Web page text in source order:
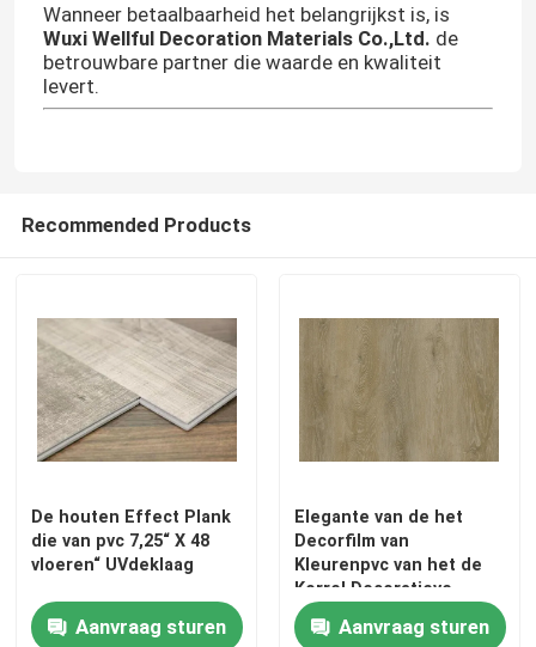
Wanneer betaalbaarheid het belangrijkst is, is
Wuxi Wellful Decoration Materials Co.,Ltd. de
betrouwbare partner die waarde en kwaliteit
levert.
Recommended Products
De houten Effect Plank
die van pvc 7,25“ X 48
vloeren“ UVdeklaag
Aanvraag sturen
Elegante van de het
Decorfilm van
Kleurenpvc van het de
Korrel Decoratieve
Vochtbestendige Water
Houten de Inktdruk
Aanvraag sturen